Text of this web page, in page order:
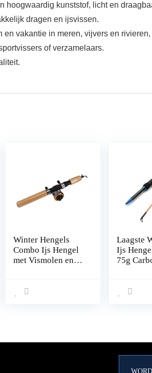
hoogwaardig kunststof, licht en
dragen en ijsvissen.
en vakantie in meren, vijvers en
of verzamelaars.
Winter Hengels
Combo Ijs Hengel
met Vismolen en
Spinning Casting
65cm Hengel)
Laagste
Ijs
75g
Visgerei